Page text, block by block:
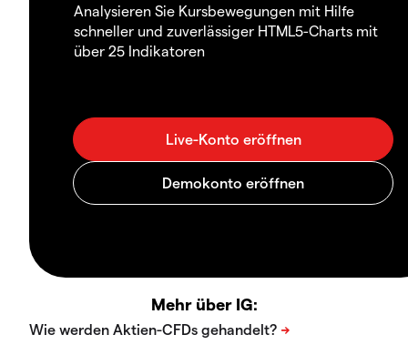
Analysieren Sie Kursbewegungen mit Hilfe
schneller und zuverlässiger HTML5-Charts mit
über 25 Indikatoren
Mehr über IG: